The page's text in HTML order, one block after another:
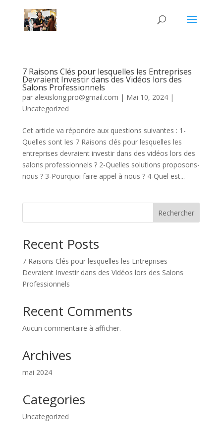
7 Raisons Clés pour lesquelles les Entreprises
Devraient Investir dans des Vidéos lors des
Salons Professionnels
par alexislong.pro@gmail.com | Mai 10, 2024|
Uncategorized
Cet article va répondre aux questions suivantes : 1-
Quelles sont les 7 Raisons clés pour lesquelles les
entreprises devraient investir dans des vidéos lors des
salons professionnels ? 2-Quelles solutions proposons-
nous ? 3-Pourquoi faire appel à nous ? 4-Quel est...
Rechercher
Recent Posts
7 Raisons Clés pour lesquelles les Entreprises
Devraient Investir dans des Vidéos lors des Salons
Professionnels
Recent Comments
Aucun commentaire à afficher.
Archives
mai 2024
Categories
Uncategorized